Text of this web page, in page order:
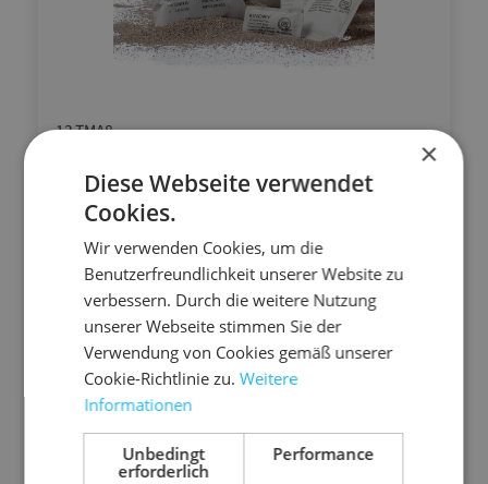
13.TMA8
Trockenmittelbeutel
180 mm x 120 mm (L x B)
für die Innenverpackung, staubarm
entziehen dem Verpackungsinnenraum Feuchtigkeit
schützen Ihr Produkt vor Feuchtigkeitsschäden
haltbar in PE-Folie verschweißt
280 g/Beutel
gemäß DIN 55473 zertifiziert
×
Diese Webseite verwendet
Cookies.
Wir verwenden Cookies, um die
Benutzerfreundlichkeit unserer Website zu
verbessern. Durch die weitere Nutzung
unserer Webseite stimmen Sie der
Verwendung von Cookies gemäß unserer
Cookie-Richtlinie zu.Weitere
Informationen
Unbedingt
erforderlich
Performance